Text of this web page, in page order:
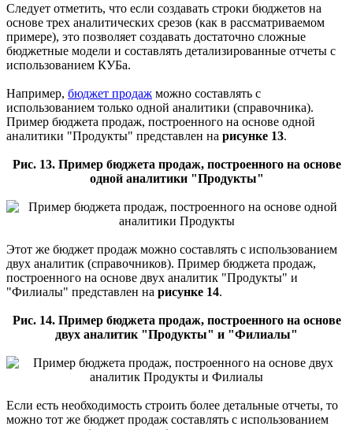
Следует отметить, что если создавать строки бюджетов на
основе трех аналитических срезов (как в рассматриваемом
примере), это позволяет создавать достаточно сложные
бюджетные модели и составлять детализированные отчеты с
использованием КУБа.
Например, бюджет продаж можно составлять с
использованием только одной аналитики (справочника).
Пример бюджета продаж, построенного на основе одной
аналитики "Продукты" представлен на рисунке 13.
Рис. 13. Пример бюджета продаж, построенного на основе
одной аналитики "Продукты"
Этот же бюджет продаж можно составлять с использованием
двух аналитик (справочников). Пример бюджета продаж,
построенного на основе двух аналитик "Продукты" и
"Филиалы" представлен на рисунке 14.
Рис. 14. Пример бюджета продаж, построенного на основе
двух аналитик "Продукты" и "Филиалы"
Если есть необходимость строить более детальные отчеты, то
можно тот же бюджет продаж составлять с использованием